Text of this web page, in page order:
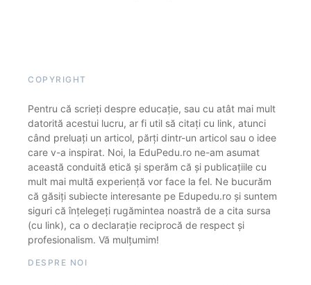
COPYRIGHT
Pentru că scrieți despre educație, sau cu atât mai mult
datorită acestui lucru, ar fi util să citați cu link, atunci
când preluați un articol, părți dintr-un articol sau o idee
care v-a inspirat. Noi, la EduPedu.ro ne-am asumat
această conduită etică și sperăm că și publicațiile cu
mult mai multă experiență vor face la fel. Ne bucurăm
că găsiți subiecte interesante pe Edupedu.ro și suntem
siguri că înțelegeți rugămintea noastră de a cita sursa
(cu link), ca o declarație reciprocă de respect și
profesionalism. Vă mulțumim!
DESPRE NOI